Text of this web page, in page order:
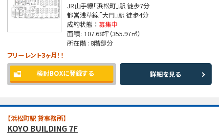
JR山手線「浜松町」駅 徒歩7分
都営浅草線「大門」駅 徒歩4分
成約状態 ： 募集中
面積 : 107.68坪（355.97㎡）
所在階 : 8階部分
フリーレント3ヶ月！！
検討BOXに登録する
詳細を見る
【浜松町駅 貸事務所】
KOYO BUILDING 7F